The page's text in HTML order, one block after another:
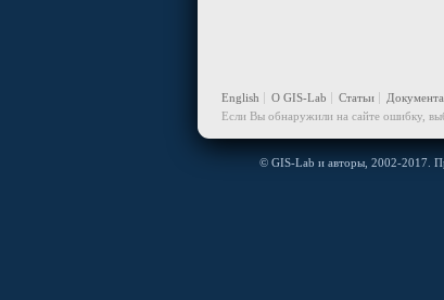
English О GIS-Lab Статьи
Если Вы обнаружили на сайте ошибку,
© GIS-Lab и авторы, 2002-2017.